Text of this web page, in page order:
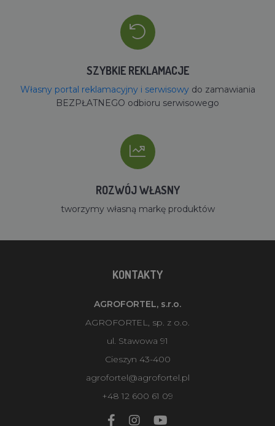
SZYBKIE REKLAMACJE
Własny portal reklamacyjny i serwisowydo zamawiania
BEZPŁATNEGO odbioru serwisowego
ROZWÓJ WŁASNY
tworzymy własną markę produktów
KONTAKTY
AGROFORTEL, s.r.o.
AGROFORTEL, sp. z o.o.
ul. Stawowa 91
Cieszyn 43-400
agrofortel@agrofortel.pl
+48 12 600 61 09